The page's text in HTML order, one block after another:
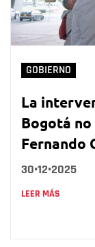
GOBIERNO
La
Bogotá
Fernando
30•12•2025
LEER MÁS